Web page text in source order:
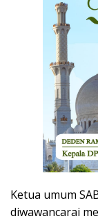
Ketua umum
diwawancarai